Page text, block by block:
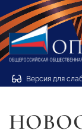
Версия для